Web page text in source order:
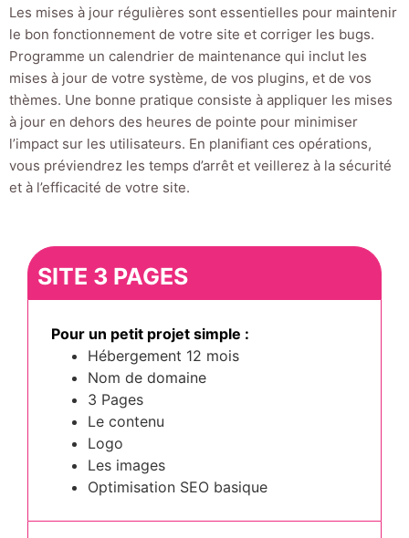
Les mises à jour régulières sont essentielles pour maintenir
le bon fonctionnement de votre site et corriger les bugs.
Programme un calendrier de maintenance qui inclut les
mises à jour de votre système, de vos plugins, et de vos
thèmes. Une bonne pratique consiste à appliquer les mises
à jour en dehors des heures de pointe pour minimiser
l’impact sur les utilisateurs. En planifiant ces opérations,
vous préviendrez les temps d’arrêt et veillerez à la sécurité
et à l’efficacité de votre site.
SITE 3 PAGES
Pour un petit projet simple :
Hébergement 12 mois
Nom de domaine
3 Pages
Le contenu
Logo
Les images
Optimisation SEO basique